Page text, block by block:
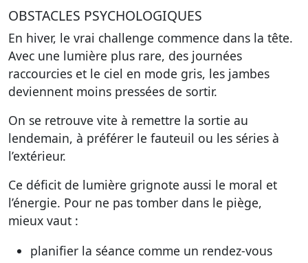
OBSTACLES PSYCHOLOGIQUES
En hiver, le vrai challenge commence dans la tête.
Avec une lumière plus rare, des journées
raccourcies et le ciel en mode gris, les jambes
deviennent moins pressées de sortir.
On se retrouve vite à remettre la sortie au
lendemain, à préférer le fauteuil ou les séries à
l’extérieur.
Ce déficit de lumière grignote aussi le moral et
l’énergie. Pour ne pas tomber dans le piège,
mieux vaut :
planifier la séance comme un rendez-vous